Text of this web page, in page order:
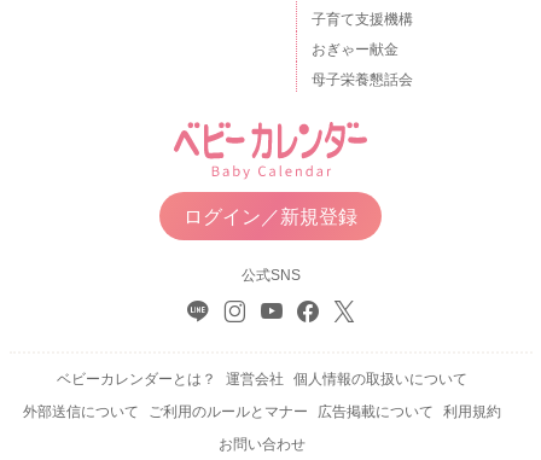
子育て支援機構
おぎゃー献金
母子栄養懇話会
ログイン／新規登録
公式SNS
ベビーカレンダーとは？ 運営会社
個人情報の取扱いについて
外部送信について
ご利用のルールとマナー 広告掲載について
利用規約
お問い合わせ